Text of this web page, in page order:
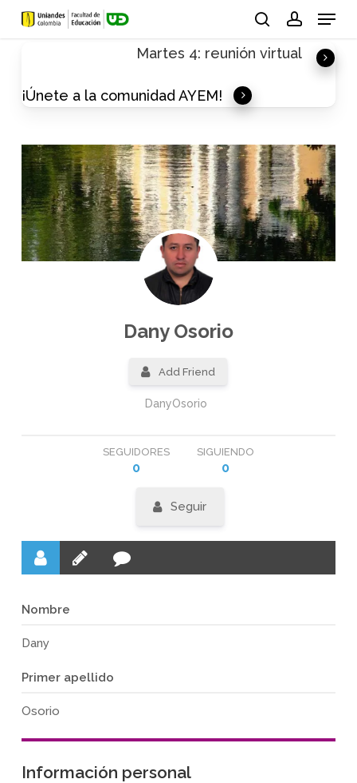
Skip
Menu
Martes 4: reunión virtual
¡Únete a la comunidad AYEM!
Dany Osorio
Add Friend
DanyOsorio
SEGUIDORES
0
SIGUIENDO
0
Seguir
Nombre
Dany
Primer apellido
Osorio
Información personal